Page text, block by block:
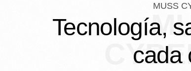
MUSS
Tecnología,
cada